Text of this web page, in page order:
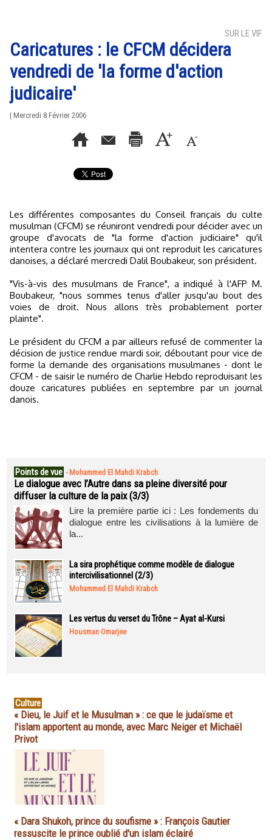
SUR LE VIF
Caricatures : le CFCM décidera
vendredi de 'la forme d'action
judicaire'
| Mercredi 8 Février 2006
Les différentes composantes du Conseil français du culte
musulman (CFCM) se réuniront vendredi pour décider avec un
groupe d'avocats de "la forme d'action judiciaire" qu'il
intentera contre les journaux qui ont reproduit les caricatures
danoises, a déclaré mercredi Dalil Boubakeur, son président.
"Vis-à-vis des musulmans de France", a indiqué à l'AFP M.
Boubakeur, "nous sommes tenus d'aller jusqu'au bout des
voies de droit. Nous allons très probablement porter
plainte".
Le président du CFCM a par ailleurs refusé de commenter la
décision de justice rendue mardi soir, déboutant pour vice de
forme la demande des organisations musulmanes - dont le
CFCM - de saisir le numéro de Charlie Hebdo reproduisant les
douze caricatures publiées en septembre par un journal
danois.
Points de vue - Mohammed El Mahdi Krabch
Le dialogue avec l’Autre dans sa pleine diversité pour
diffuser la culture de la paix (3/3)
Lire la première partie ici : Les fondements du
dialogue entre les civilisations à la lumière de
la...
La sira prophétique comme modèle de dialogue
intercivilisationnel (2/3)
Mohammed El Mahdi Krabch
Les vertus du verset du Trône – Ayat al-Kursi
Housman Omarjee
Culture
« Dieu, le Juif et le Musulman » : ce que le judaïsme et
l'islam apportent au monde, avec Marc Neiger et Michaël
Privot
« Dara Shukoh, prince du soufisme » : François Gautier
ressuscite le prince oublié d'un islam éclairé